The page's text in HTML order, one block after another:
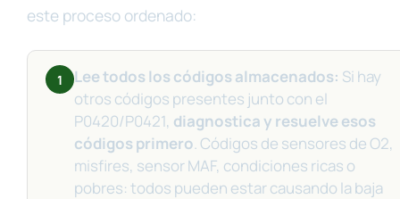
este proceso ordenado:
1 Lee todos los códigos almacenados: Si hay
otros códigos presentes junto con el
P0420/P0421, diagnostica y resuelve esos
códigos primero. Códigos de sensores de O2,
misfires, sensor MAF, condiciones ricas o
pobres: todos pueden estar causando la baja